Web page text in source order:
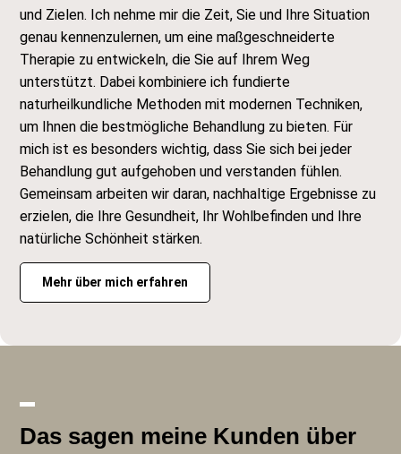
und Zielen. Ich nehme mir die Zeit, Sie und Ihre Situation
genau kennenzulernen, um eine maßgeschneiderte
Therapie zu entwickeln, die Sie auf Ihrem Weg
unterstützt. Dabei kombiniere ich fundierte
naturheilkundliche Methoden mit modernen Techniken,
um Ihnen die bestmögliche Behandlung zu bieten. Für
mich ist es besonders wichtig, dass Sie sich bei jeder
Behandlung gut aufgehoben und verstanden fühlen.
Gemeinsam arbeiten wir daran, nachhaltige Ergebnisse zu
erzielen, die Ihre Gesundheit, Ihr Wohlbefinden und Ihre
natürliche Schönheit stärken.
Mehr über mich erfahren
Das sagen meine Kunden über